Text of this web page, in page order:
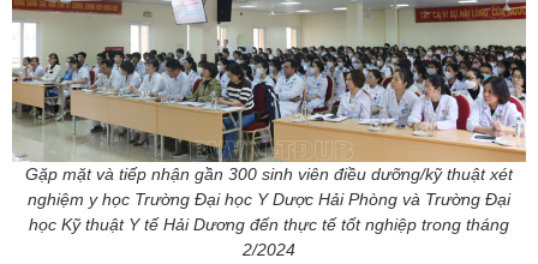
Gặp mặt và tiếp nhận gần 300 sinh viên điều dưỡng/kỹ thuật xét
nghiệm y học Trường Đại học Y Dược Hải Phòng và Trường Đại
học Kỹ thuật Y tế Hải Dương đến thực tế tốt nghiệp trong tháng
2/2024